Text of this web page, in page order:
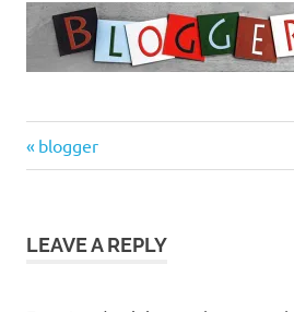
Yazı
Previous
Post:
blogger
LEAVE A REPLY